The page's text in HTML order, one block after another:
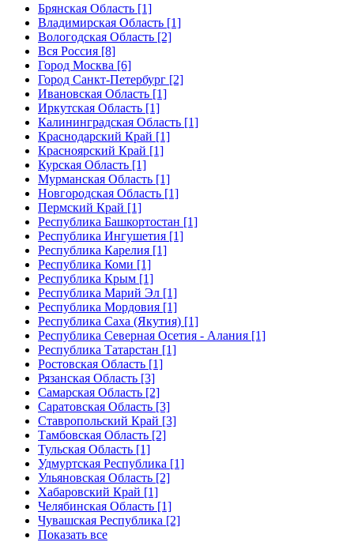
Брянская Область [1]
Владимирская Область [1]
Вологодская Область [2]
Вся Россия [8]
Город Москва [6]
Город Санкт-Петербург [2]
Ивановская Область [1]
Иркутская Область [1]
Калининградская Область [1]
Краснодарский Край [1]
Красноярский Край [1]
Курская Область [1]
Мурманская Область [1]
Новгородская Область [1]
Пермский Край [1]
Республика Башкортостан [1]
Республика Ингушетия [1]
Республика Карелия [1]
Республика Коми [1]
Республика Крым [1]
Республика Марий Эл [1]
Республика Мордовия [1]
Республика Саха (Якутия) [1]
Республика Северная Осетия - Алания [1]
Республика Татарстан [1]
Ростовская Область [1]
Рязанская Область [3]
Самарская Область [2]
Саратовская Область [3]
Ставропольский Край [3]
Тамбовская Область [2]
Тульская Область [1]
Удмуртская Республика [1]
Ульяновская Область [2]
Хабаровский Край [1]
Челябинская Область [1]
Чувашская Республика [2]
Показать все